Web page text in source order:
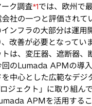
ク調査*1では、欧州で
社の一つと評価されて
ンフラの大部分は運用
改善が必要となってい
は、変圧器、遮断器、
回のLumada APMの導
中心とした広範なデジ
ジェクト」に取り組ん
APMを活用する